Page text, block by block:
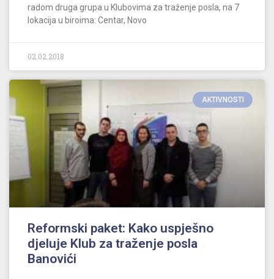
radom druga grupa u Klubovima za traženje posla, na 7
lokacija u biroima: Centar, Novo
02.02.2018
AKTIVNOSTI
Reformski paket: Kako uspješno
djeluje Klub za traženje posla
Banovići